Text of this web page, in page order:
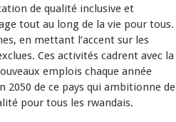
de qualité inclusive et
tout au long de la vie pour tous.
en mettant l’accent sur les
Ces activités cadrent avec la
emplois chaque année
2050 de ce pays qui ambitionne de
pour tous les rwandais.